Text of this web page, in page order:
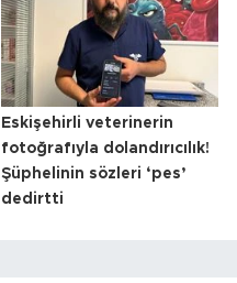
Eskişehirli veterinerin
fotoğrafıyla dolandırıcılık!
Şüphelinin sözleri ‘pes’
dedirtti